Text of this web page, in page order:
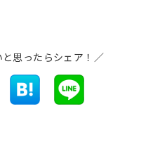
思ったらシェア！／